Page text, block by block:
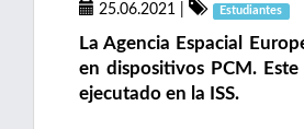
25.06.2021 Estudiantes
La Agencia Espacial
en dispositivos PCM.
ejecutado en la ISS.